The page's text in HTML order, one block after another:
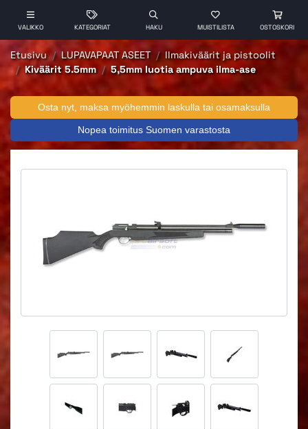
VALIKKO KATEGORIAT HAKU MUISTILISTA OSTOSKORI
Etusivu LUPAVAPAAT ASEET
Ilmakiväärit ja pistoolit
Kiväärit 5.5mm
5,5mm luotia ampuva ilma-ase
Osta nyt, maksa myöhemmin laskulla tai osamaksulla
Nopea toimitus Suomen varastosta